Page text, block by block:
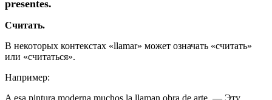
presentes.
Считать.
В некоторых контекстах «llamar» может означать «считать»
или «считаться».
Например:
A esa pintura moderna muchos la llaman obra de arte. — Эту